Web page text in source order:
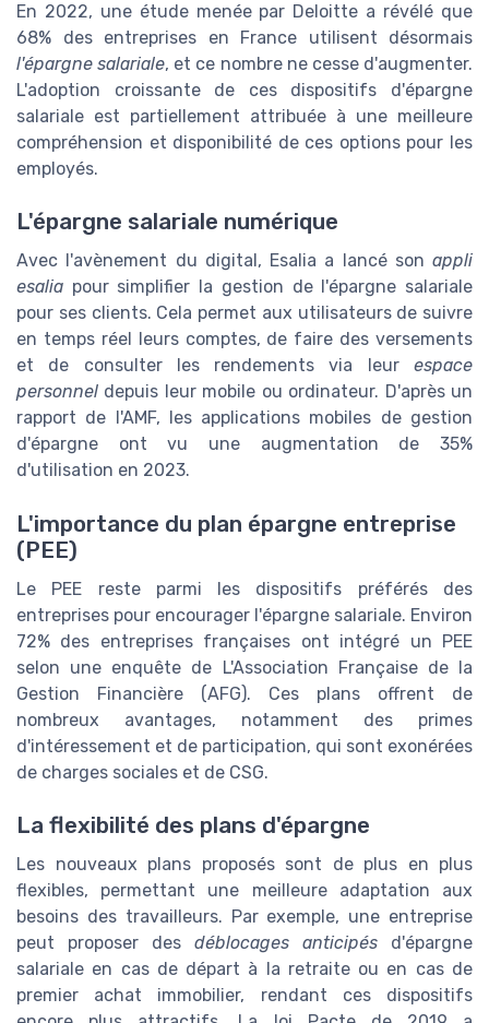
En 2022, une étude menée par Deloitte a révélé que
68% des entreprises en France utilisent désormais
l'épargne salariale, et ce nombre ne cesse d'augmenter.
L'adoption croissante de ces dispositifs d'épargne
salariale est partiellement attribuée à une meilleure
compréhension et disponibilité de ces options pour les
employés.
L'épargne salariale numérique
Avec l'avènement du digital, Esalia a lancé son appli
esalia pour simplifier la gestion de l'épargne salariale
pour ses clients. Cela permet aux utilisateurs de suivre
en temps réel leurs comptes, de faire des versements
et de consulter les rendements via leur espace
personnel depuis leur mobile ou ordinateur. D'après un
rapport de l'AMF, les applications mobiles de gestion
d'épargne ont vu une augmentation de 35%
d'utilisation en 2023.
L'importance du plan épargne entreprise
(PEE)
Le PEE reste parmi les dispositifs préférés des
entreprises pour encourager l'épargne salariale. Environ
72% des entreprises françaises ont intégré un PEE
selon une enquête de L'Association Française de la
Gestion Financière (AFG). Ces plans offrent de
nombreux avantages, notamment des primes
d'intéressement et de participation, qui sont exonérées
de charges sociales et de CSG.
La flexibilité des plans d'épargne
Les nouveaux plans proposés sont de plus en plus
flexibles, permettant une meilleure adaptation aux
besoins des travailleurs. Par exemple, une entreprise
peut proposer des déblocages anticipés d'épargne
salariale en cas de départ à la retraite ou en cas de
premier achat immobilier, rendant ces dispositifs